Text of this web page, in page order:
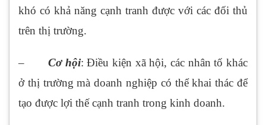
khó có khả năng cạnh tranh được với các đối thủ
trên thị trường.
– Cơ hội: Điều kiện xã hội, các nhân tố khác
ở thị trường mà doanh nghiệp có thể khai thác để
tạo được lợi thế cạnh tranh trong kinh doanh.